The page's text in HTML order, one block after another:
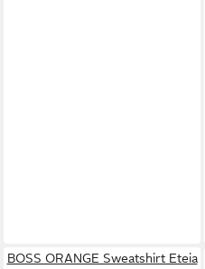
BOSS ORANGE Sweatshirt Eteia